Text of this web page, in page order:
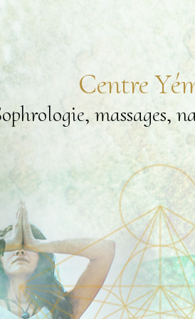
Centre
massages,